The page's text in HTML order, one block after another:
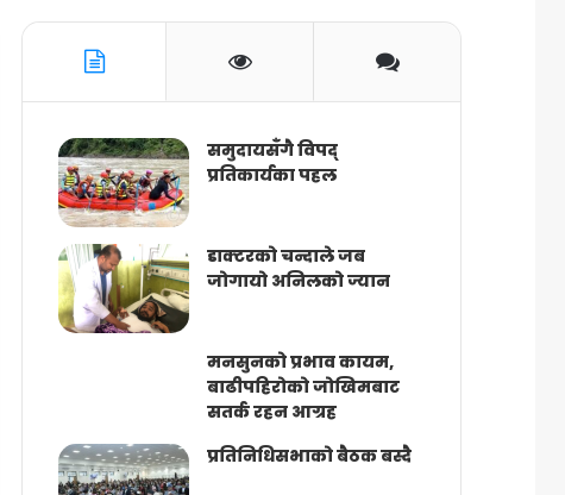
समुदायसँगै विपद्
प्रतिकार्यका पहल
डाक्टरको चन्दाले जब
जोगायो अनिलको ज्यान
मनसुनको प्रभाव कायम,
बाढीपहिरोको जोखिमबाट
सतर्क रहन आग्रह
प्रतिनिधिसभाको बैठक बस्दै